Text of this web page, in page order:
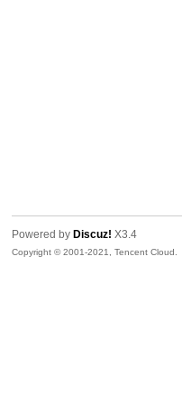
Powered by Discuz! X3.4
Copyright © 2001-2021, Tencent Cloud.